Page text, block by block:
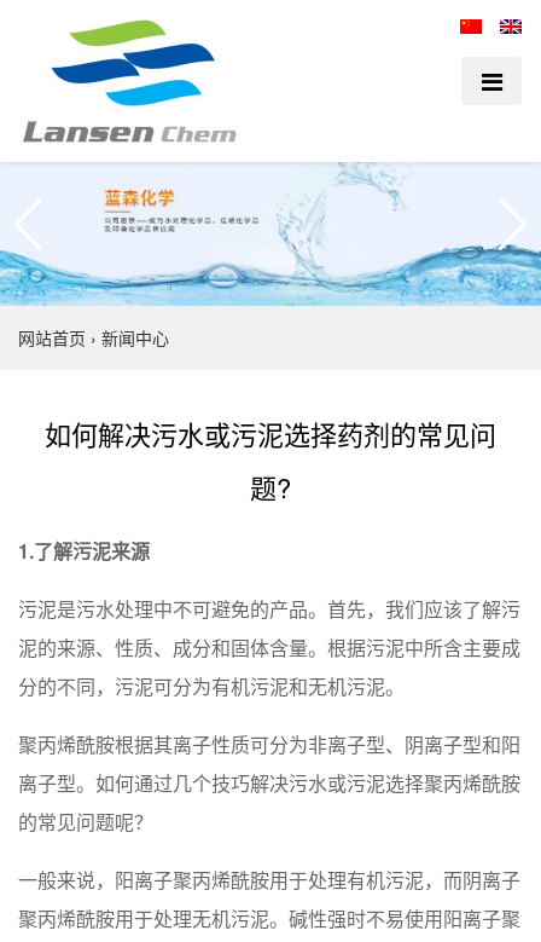
网站首页 › 新闻中心
如何解决污水或污泥选择药剂的常见问
题?
1.了解污泥来源
污泥是污水处理中不可避免的产品。首先，我们应该了解污
泥的来源、性质、成分和固体含量。根据污泥中所含主要成
分的不同，污泥可分为有机污泥和无机污泥。
聚丙烯酰胺根据其离子性质可分为非离子型、阴离子型和阳
离子型。如何通过几个技巧解决污水或污泥选择聚丙烯酰胺
的常见问题呢？
一般来说，阳离子聚丙烯酰胺用于处理有机污泥，而阴离子
聚丙烯酰胺用于处理无机污泥。碱性强时不易使用阳离子聚